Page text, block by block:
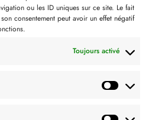
ou les ID uniques sur ce site. Le fait
consentement peut avoir un effet négatif
Toujours activé